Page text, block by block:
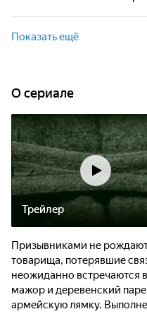
начальства. Не
Тамара неважно себя
поликлинику. Врач
любимой женщины
Показать ещё
O сериале
Трейлер
Призывниками не
товарища, потерявшие
неожиданно встречаются
мажор и деревенский
армейскую лямку.